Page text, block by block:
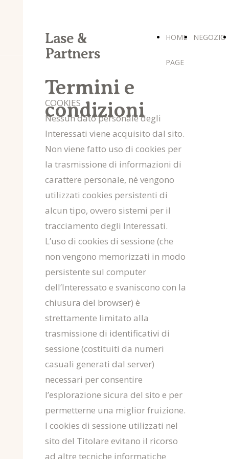
HOME
PAGE
NEGOZIO
Lase &
Partners
Termini e
condizioni
COOKIES
Nessun dato personale degli
Interessati viene acquisito dal sito.
Non viene fatto uso di cookies per
la trasmissione di informazioni di
carattere personale, né vengono
utilizzati cookies persistenti di
alcun tipo, ovvero sistemi per il
tracciamento degli Interessati.
L’uso di cookies di sessione (che
non vengono memorizzati in modo
persistente sul computer
dell’Interessato e svaniscono con la
chiusura del browser) è
strettamente limitato alla
trasmissione di identificativi di
sessione (costituiti da numeri
casuali generati dal server)
necessari per consentire
l’esplorazione sicura del sito e per
permetterne una miglior fruizione.
I cookies di sessione utilizzati nel
sito del Titolare evitano il ricorso
ad altre tecniche informatiche